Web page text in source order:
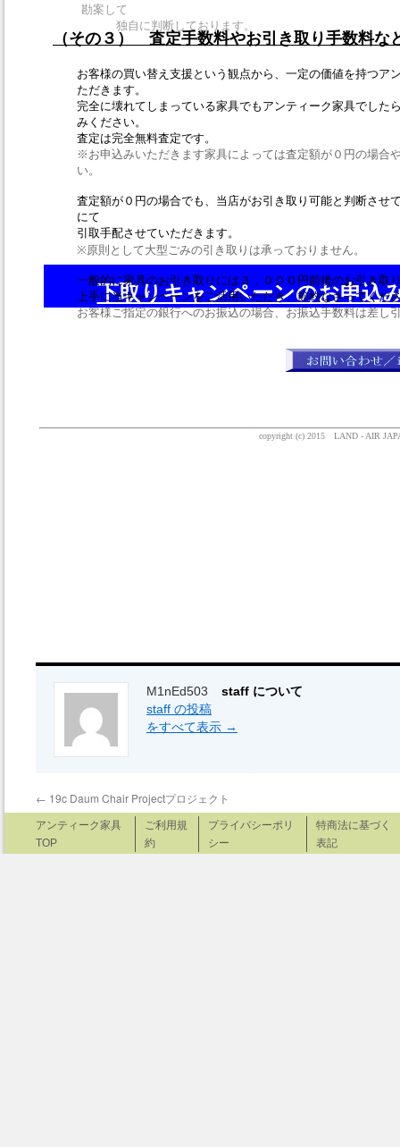
staff について
M1nEd503
staff の投稿
をすべて表示 →
← 19c Daum Chair Projectプロジェクト
アンティーク家具
TOP
ご利用規
約
プライバシーポリ
シー
特商法に基づく
表記